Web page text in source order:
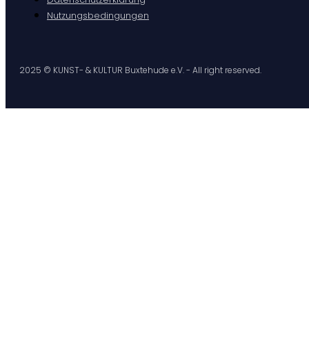
Nutzungsbedingungen
2025 © KUNST- & KULTUR Buxtehude e.V. - All right reserved.